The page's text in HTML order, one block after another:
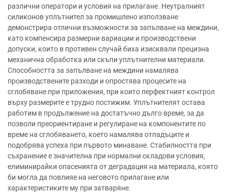
различни оператори и условия на прилагане. Неутралният
силиконов уплътнител за промишлено използване
демонстрира отлични възможности за запълване на междини,
като компенсира размерни вариации и производствени
допуски, които в противен случай биха изисквали прецизна
механична обработка или скъпи уплътнителни материали.
Способността за запълване на междини намалява
производствените разходи и опростява процесите на
сглобяване при приложения, при които перфектният контрол
върху размерите е трудно постижим. Уплътнителят остава
работим в продължение на достатъчно дълго време, за да
позволи преориентиране и регулиране на компонентите по
време на сглобяването, което намалява отпадъците и
подобрява успеха при първото минаване. Стабилността при
съхранение е значителна при нормални складови условия,
елиминирайки опасенията от деградация на материала, която
би могла да повлияе на неговото прилагане или
характеристиките му при затваряне.